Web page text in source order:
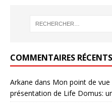
COMMENTAIRES RÉCENTS
Arkane dans Mon point de
présentation de Life Domus: